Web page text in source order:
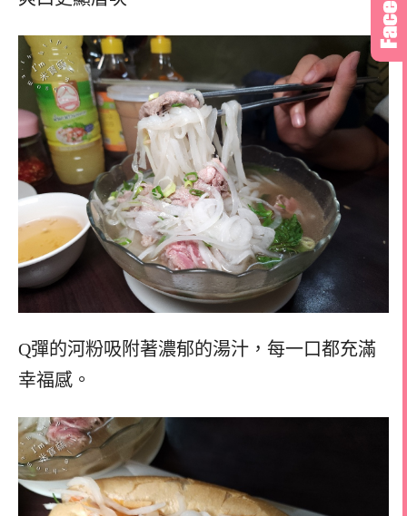
Q彈的河粉吸附著濃郁的湯汁，每一口都充滿
幸福感。